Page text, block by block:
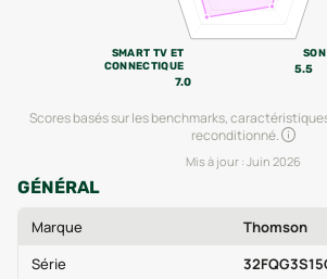
SON
5.5
SMART TV ET
CONNECTIQUE
7.0
Scores basés sur les benchmarks,
reconditionné.
Mis à jour : Juin 2026
GÉNÉRAL
Marque
Thomson
Série